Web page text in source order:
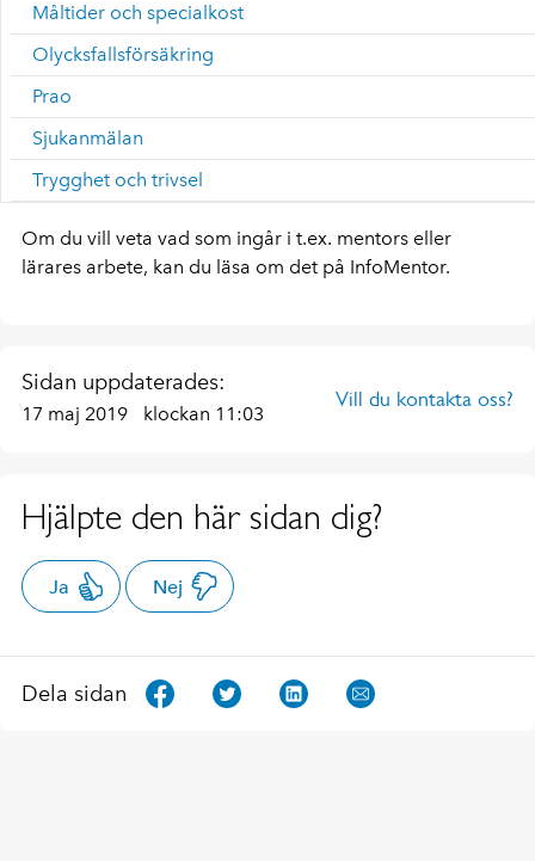
Måltider och specialkost
Olycksfallsförsäkring
Prao
Sjukanmälan
Trygghet och trivsel
Om du vill veta vad som ingår i t.ex. mentors eller
lärares arbete, kan du läsa om det på InfoMentor.
Sidan uppdaterades:
17 maj 2019 klockan 11:03
Vill du kontakta oss?
Hjälpte den här sidan dig?
Ja Nej
Dela sidan